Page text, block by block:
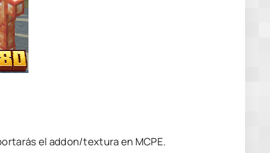
el addon/textura en MCPE.